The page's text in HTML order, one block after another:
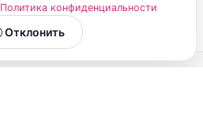
Политика конфиденциальности
Отклонить